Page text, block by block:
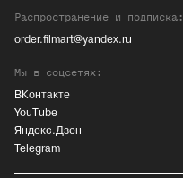
Распространение и подписка:
order.filmart@yandex.ru
Мы в соцсетях:
ВКонтакте
YouTube
Яндекс.Дзен
Telegram